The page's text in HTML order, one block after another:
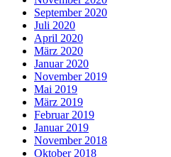
September 2020
Juli 2020
April 2020
März 2020
Januar 2020
November 2019
Mai 2019
März 2019
Februar 2019
Januar 2019
November 2018
Oktober 2018